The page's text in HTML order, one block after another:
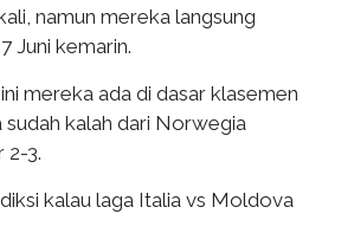
namun mereka langsung
Juni kemarin.
mereka ada di dasar klasemen
sudah kalah dari Norwegia
2-3.
kalau laga Italia vs Moldova